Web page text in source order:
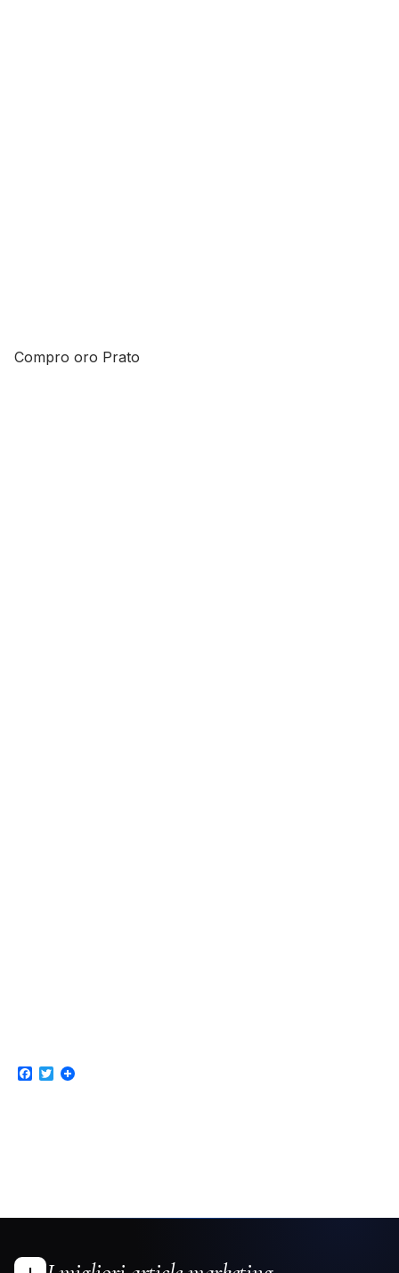
Compro oro Prato
Facebook
Twitter